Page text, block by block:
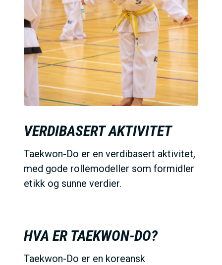
VERDIBASERT AKTIVITET
Taekwon-Do er en verdibasert aktivitet,
med gode rollemodeller som formidler
etikk og sunne verdier.
HVA ER TAEKWON-DO?
Taekwon-Do er en koreansk